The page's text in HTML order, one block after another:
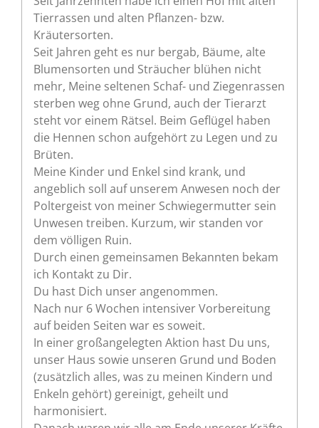
Tierrassen und alten Pflanzen- bzw.
Kräutersorten.
Seit Jahren geht es nur bergab, Bäume, alte
Blumensorten und Sträucher blühen nicht
mehr, Meine seltenen Schaf- und Ziegenrassen
sterben weg ohne Grund, auch der Tierarzt
steht vor einem Rätsel. Beim Geflügel haben
die Hennen schon aufgehört zu Legen und zu
Brüten.
Meine Kinder und Enkel sind krank, und
angeblich soll auf unserem Anwesen noch der
Poltergeist von meiner Schwiegermutter sein
Unwesen treiben. Kurzum, wir standen vor
dem völligen Ruin.
Durch einen gemeinsamen Bekannten bekam
ich Kontakt zu Dir.
Du hast Dich unser angenommen.
Nach nur 6 Wochen intensiver Vorbereitung
auf beiden Seiten war es soweit.
In einer großangelegten Aktion hast Du uns,
unser Haus sowie unseren Grund und Boden
(zusätzlich alles, was zu meinen Kindern und
Enkeln gehört) gereinigt, geheilt und
harmonisiert.